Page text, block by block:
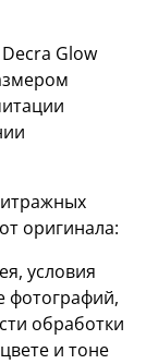
Glow
оригинала:
условия
фотографий,
обработки
и тоне